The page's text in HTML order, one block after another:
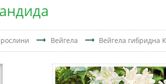
рослини trending_flat Вейгела trending_flat Вейгела гибридна